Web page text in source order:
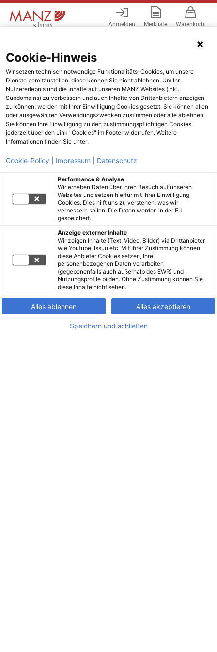
Anmelden Merkliste Warenkorb
Cookie-Hinweis
Wir setzen technisch notwendige Funktionalitäts-Cookies, um unsere
Dienste bereitzustellen, diese können Sie nicht ablehnen. Um Ihr
Nutzererlebnis und die Inhalte auf unseren MANZ Websites (inkl.
Subdomains) zu verbessern und auch Inhalte von Drittanbietern anzeigen
zu können, werden mit Ihrer Einwilligung Cookies gesetzt. Sie können allen
oder ausgewählten Verwendungszwecken zustimmen oder alle ablehnen.
Sie können Ihre Einwilligung zu den zustimmungspflichtigen Cookies
jederzeit über den Link "Cookies" im Footer widerrufen. Weitere
Informationen finden Sie unter:
Cookie-Policy | Impressum | Datenschutz
Performance & Analyse
Wir erheben Daten über Ihren Besuch auf unseren
Websites und setzen hierfür mit Ihrer Einwilligung
Cookies. Dies hilft uns zu verstehen, was wir
verbessern sollen. Die Daten werden in der EU
gespeichert.
Anzeige externer Inhalte
Wir zeigen Inhalte (Text, Video, Bilder) via Drittanbieter
wie Youtube, Issuu etc. Mit Ihrer Zustimmung können
diese Anbieter Cookies setzen, Ihre
personenbezogenen Daten verarbeiten
(gegebenenfalls auch außerhalb des EWR) und
Nutzungsprofile bilden. Ohne Zustimmung können Sie
diese Inhalte nicht sehen.
Alles ablehnen Alles akzeptieren
Speichern und schließen